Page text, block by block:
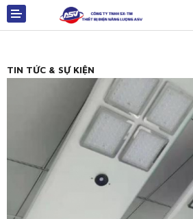
Dịch vụ
Tin tức
TIN TỨC & SỰ KIỆN